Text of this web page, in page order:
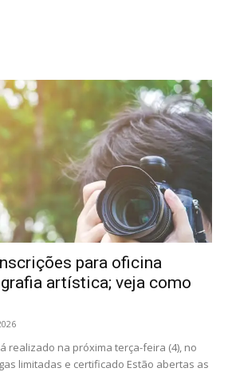
para oficina
artística; veja como
realizado na próxima terça-feira (4), no
limitadas e certificado Estão abertas as